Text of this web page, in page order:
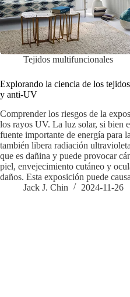
Tejidos multifuncionales
Explorando la ciencia de los
y anti-UV
Comprender los riesgos de la
los rayos UV. La luz solar, si bien
fuente importante de energía para
también libera radiación
que es dañina y puede provocar
piel, envejecimiento cutáneo y
daños. Esta exposición puede
Jack J. Chin
2024-11-26